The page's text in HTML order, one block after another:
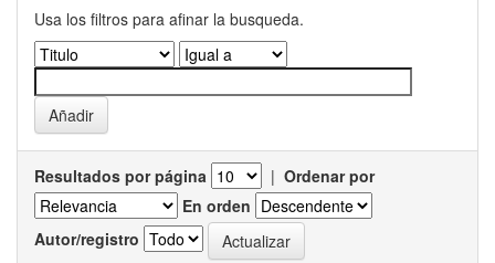
Usa los filtros para afinar la busqueda.
Resultados por página | Ordenar por
En orden
Autor/registro